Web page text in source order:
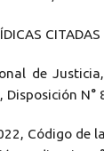
CITADAS
de
N°
Código de